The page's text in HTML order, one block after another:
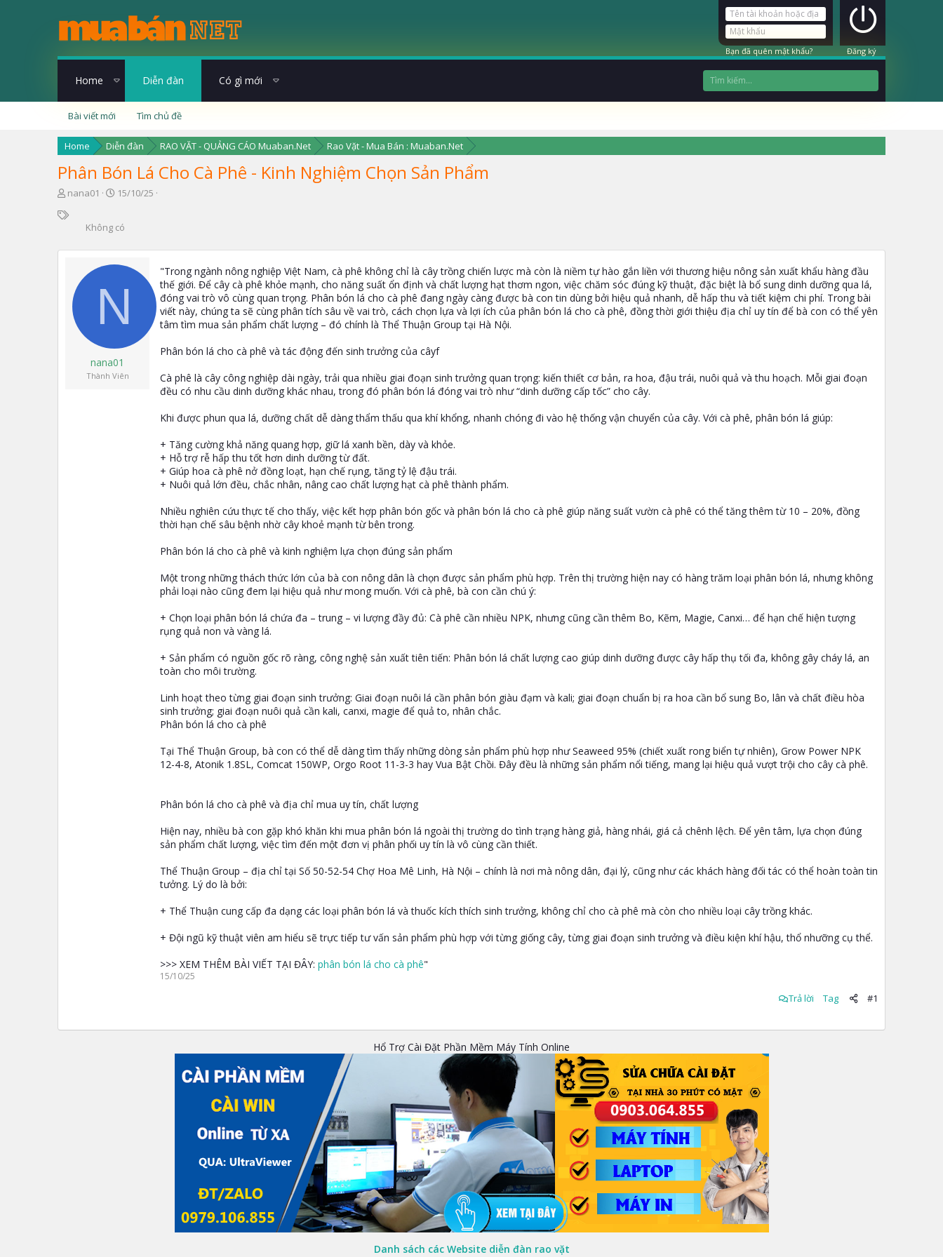
Bạn đã quên mật khẩu? Đăng ký
Home Diễn đàn Có gì mới
Bài viết mới Tìm chủ đề
Home Diễn đàn RAO VẶT - QUẢNG CÁO Muaban.Net Rao Vặt - Mua Bán : Muaban.Net
Phân Bón Lá Cho Cà Phê - Kinh Nghiệm Chọn Sản Phẩm
T
r
nana01
N
y
i
15/10/25
T
h
Không có
N
nana01
Thành Viên
"Trong ngành nông nghiệp Việt Nam, cà phê không chỉ là cây trồng chiến lược mà còn là niềm tự hào gắn liền với thương hiệu nông sản xuất khẩu hàng đầu
thế giới. Để cây cà phê khỏe mạnh, cho năng suất ổn định và chất lượng hạt thơm ngon, việc chăm sóc đúng kỹ thuật, đặc biệt là bổ sung dinh dưỡng qua lá,
đóng vai trò vô cùng quan trọng. Phân bón lá cho cà phê đang ngày càng được bà con tin dùng bởi hiệu quả nhanh, dễ hấp thu và tiết kiệm chi phí. Trong bài
viết này, chúng ta sẽ cùng phân tích sâu về vai trò, cách chọn lựa và lợi ích của phân bón lá cho cà phê, đồng thời giới thiệu địa chỉ uy tín để bà con có thể yên
tâm tìm mua sản phẩm chất lượng – đó chính là Thể Thuận Group tại Hà Nội.
Phân bón lá cho cà phê và tác động đến sinh trưởng của câyf
Cà phê là cây công nghiệp dài ngày, trải qua nhiều giai đoạn sinh trưởng quan trọng: kiến thiết cơ bản, ra hoa, đậu trái, nuôi quả và thu hoạch. Mỗi giai đoạn
đều có nhu cầu dinh dưỡng khác nhau, trong đó phân bón lá đóng vai trò như “dinh dưỡng cấp tốc” cho cây.
Khi được phun qua lá, dưỡng chất dễ dàng thẩm thấu qua khí khổng, nhanh chóng đi vào hệ thống vận chuyển của cây. Với cà phê, phân bón lá giúp:
+ Tăng cường khả năng quang hợp, giữ lá xanh bền, dày và khỏe.
+ Hỗ trợ rễ hấp thu tốt hơn dinh dưỡng từ đất.
+ Giúp hoa cà phê nở đồng loạt, hạn chế rụng, tăng tỷ lệ đậu trái.
+ Nuôi quả lớn đều, chắc nhân, nâng cao chất lượng hạt cà phê thành phẩm.
Nhiều nghiên cứu thực tế cho thấy, việc kết hợp phân bón gốc và phân bón lá cho cà phê giúp năng suất vườn cà phê có thể tăng thêm từ 10 – 20%, đồng
thời hạn chế sâu bệnh nhờ cây khoẻ mạnh từ bên trong.
Phân bón lá cho cà phê và kinh nghiệm lựa chọn đúng sản phẩm
Một trong những thách thức lớn của bà con nông dân là chọn được sản phẩm phù hợp. Trên thị trường hiện nay có hàng trăm loại phân bón lá, nhưng không
phải loại nào cũng đem lại hiệu quả như mong muốn. Với cà phê, bà con cần chú ý:
+ Chọn loại phân bón lá chứa đa – trung – vi lượng đầy đủ: Cà phê cần nhiều NPK, nhưng cũng cần thêm Bo, Kẽm, Magie, Canxi… để hạn chế hiện tượng
rụng quả non và vàng lá.
+ Sản phẩm có nguồn gốc rõ ràng, công nghệ sản xuất tiên tiến: Phân bón lá chất lượng cao giúp dinh dưỡng được cây hấp thụ tối đa, không gây cháy lá, an
toàn cho môi trường.
Linh hoạt theo từng giai đoạn sinh trưởng: Giai đoạn nuôi lá cần phân bón giàu đạm và kali; giai đoạn chuẩn bị ra hoa cần bổ sung Bo, lân và chất điều hòa
sinh trưởng; giai đoạn nuôi quả cần kali, canxi, magie để quả to, nhân chắc.
Phân bón lá cho cà phê
Tại Thể Thuận Group, bà con có thể dễ dàng tìm thấy những dòng sản phẩm phù hợp như Seaweed 95% (chiết xuất rong biển tự nhiên), Grow Power NPK
12-4-8, Atonik 1.8SL, Comcat 150WP, Orgo Root 11-3-3 hay Vua Bật Chồi. Đây đều là những sản phẩm nổi tiếng, mang lại hiệu quả vượt trội cho cây cà phê.
Phân bón lá cho cà phê và địa chỉ mua uy tín, chất lượng
Hiện nay, nhiều bà con gặp khó khăn khi mua phân bón lá ngoài thị trường do tình trạng hàng giả, hàng nhái, giá cả chênh lệch. Để yên tâm, lựa chọn đúng
sản phẩm chất lượng, việc tìm đến một đơn vị phân phối uy tín là vô cùng cần thiết.
Thể Thuận Group – địa chỉ tại Số 50-52-54 Chợ Hoa Mê Linh, Hà Nội – chính là nơi mà nông dân, đại lý, cũng như các khách hàng đối tác có thể hoàn toàn tin
tưởng. Lý do là bởi:
+ Thể Thuận cung cấp đa dạng các loại phân bón lá và thuốc kích thích sinh trưởng, không chỉ cho cà phê mà còn cho nhiều loại cây trồng khác.
+ Đội ngũ kỹ thuật viên am hiểu sẽ trực tiếp tư vấn sản phẩm phù hợp với từng giống cây, từng giai đoạn sinh trưởng và điều kiện khí hậu, thổ nhưỡng cụ thể.
>>> XEM THÊM BÀI VIẾT TẠI ĐÂY: phân bón lá cho cà phê"
15/10/25
Trả lời Tag #1
Hổ Trợ Cài Đặt Phần Mềm Máy Tính Online
Danh sách các Website diễn đàn rao vặt